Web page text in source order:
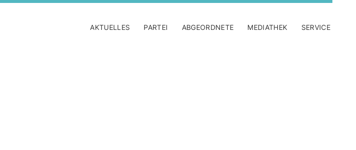
AKTUELLES PARTEI ABGEORDNETE MEDIATHEK SERVICE